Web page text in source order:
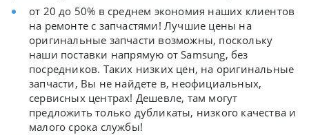
от 20 до 50% в среднем экономия наших клиентов
на ремонте с запчастями! Лучшие цены на
оригинальные запчасти возможны, поскольку
наши поставки напрямую от Samsung, без
посредников. Таких низких цен, на оригинальные
запчасти, Вы не найдете в, неофициальных,
сервисных центрах! Дешевле, там могут
предложить только дубликаты, низкого качества и
малого срока службы!